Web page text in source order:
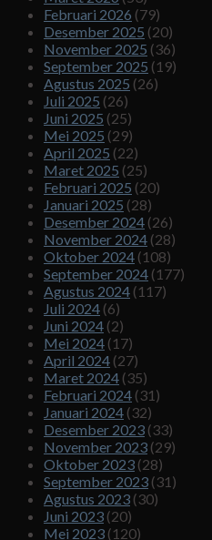
Februari 2026 (79)
Desember 2025 (20)
November 2025 (36)
September 2025 (19)
Agustus 2025 (26)
Juli 2025 (26)
Juni 2025 (25)
Mei 2025 (29)
April 2025 (22)
Maret 2025 (25)
Februari 2025 (20)
Januari 2025 (28)
Desember 2024 (26)
November 2024 (28)
Oktober 2024 (108)
September 2024 (177)
Agustus 2024 (117)
Juli 2024 (6)
Juni 2024 (2)
Mei 2024 (17)
April 2024 (27)
Maret 2024 (35)
Februari 2024 (31)
Januari 2024 (32)
Desember 2023 (33)
November 2023 (29)
Oktober 2023 (28)
September 2023 (31)
Agustus 2023 (30)
Juni 2023 (20)
Mei 2023 (120)